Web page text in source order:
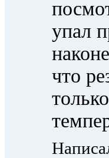
упал
что